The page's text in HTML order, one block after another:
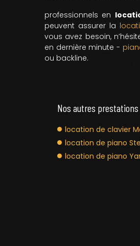
professionnels en
peuvent assurer la
vous avez besoin,
en dernière minute -
ou backline.
Nos autres prestations
location de clavier
location de piano
location de piano